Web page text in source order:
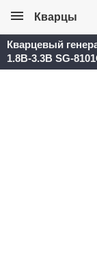
Кварцы
Кварцевый
1.8В-3.3В SG-